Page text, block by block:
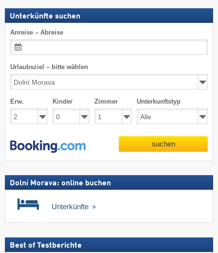
Unterkünfte suchen
Anreise – Abreise
Urlaubsziel – bitte wählen
Erw. Kinder Zimmer Unterkunftstyp
suchen
Dolní Morava: online buchen
Unterkünfte
Best of Testberichte